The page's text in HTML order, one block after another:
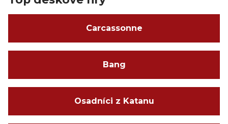
Carcassonne
Bang
Osadníci z Katanu